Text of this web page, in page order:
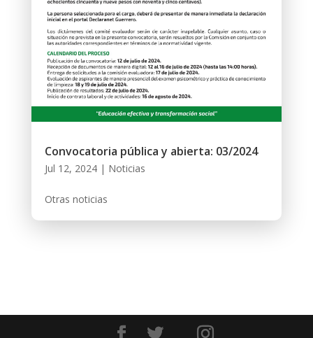
Convocatoria pública y abierta: 03/2024
Jul 12, 2024| Noticias
Otras noticias